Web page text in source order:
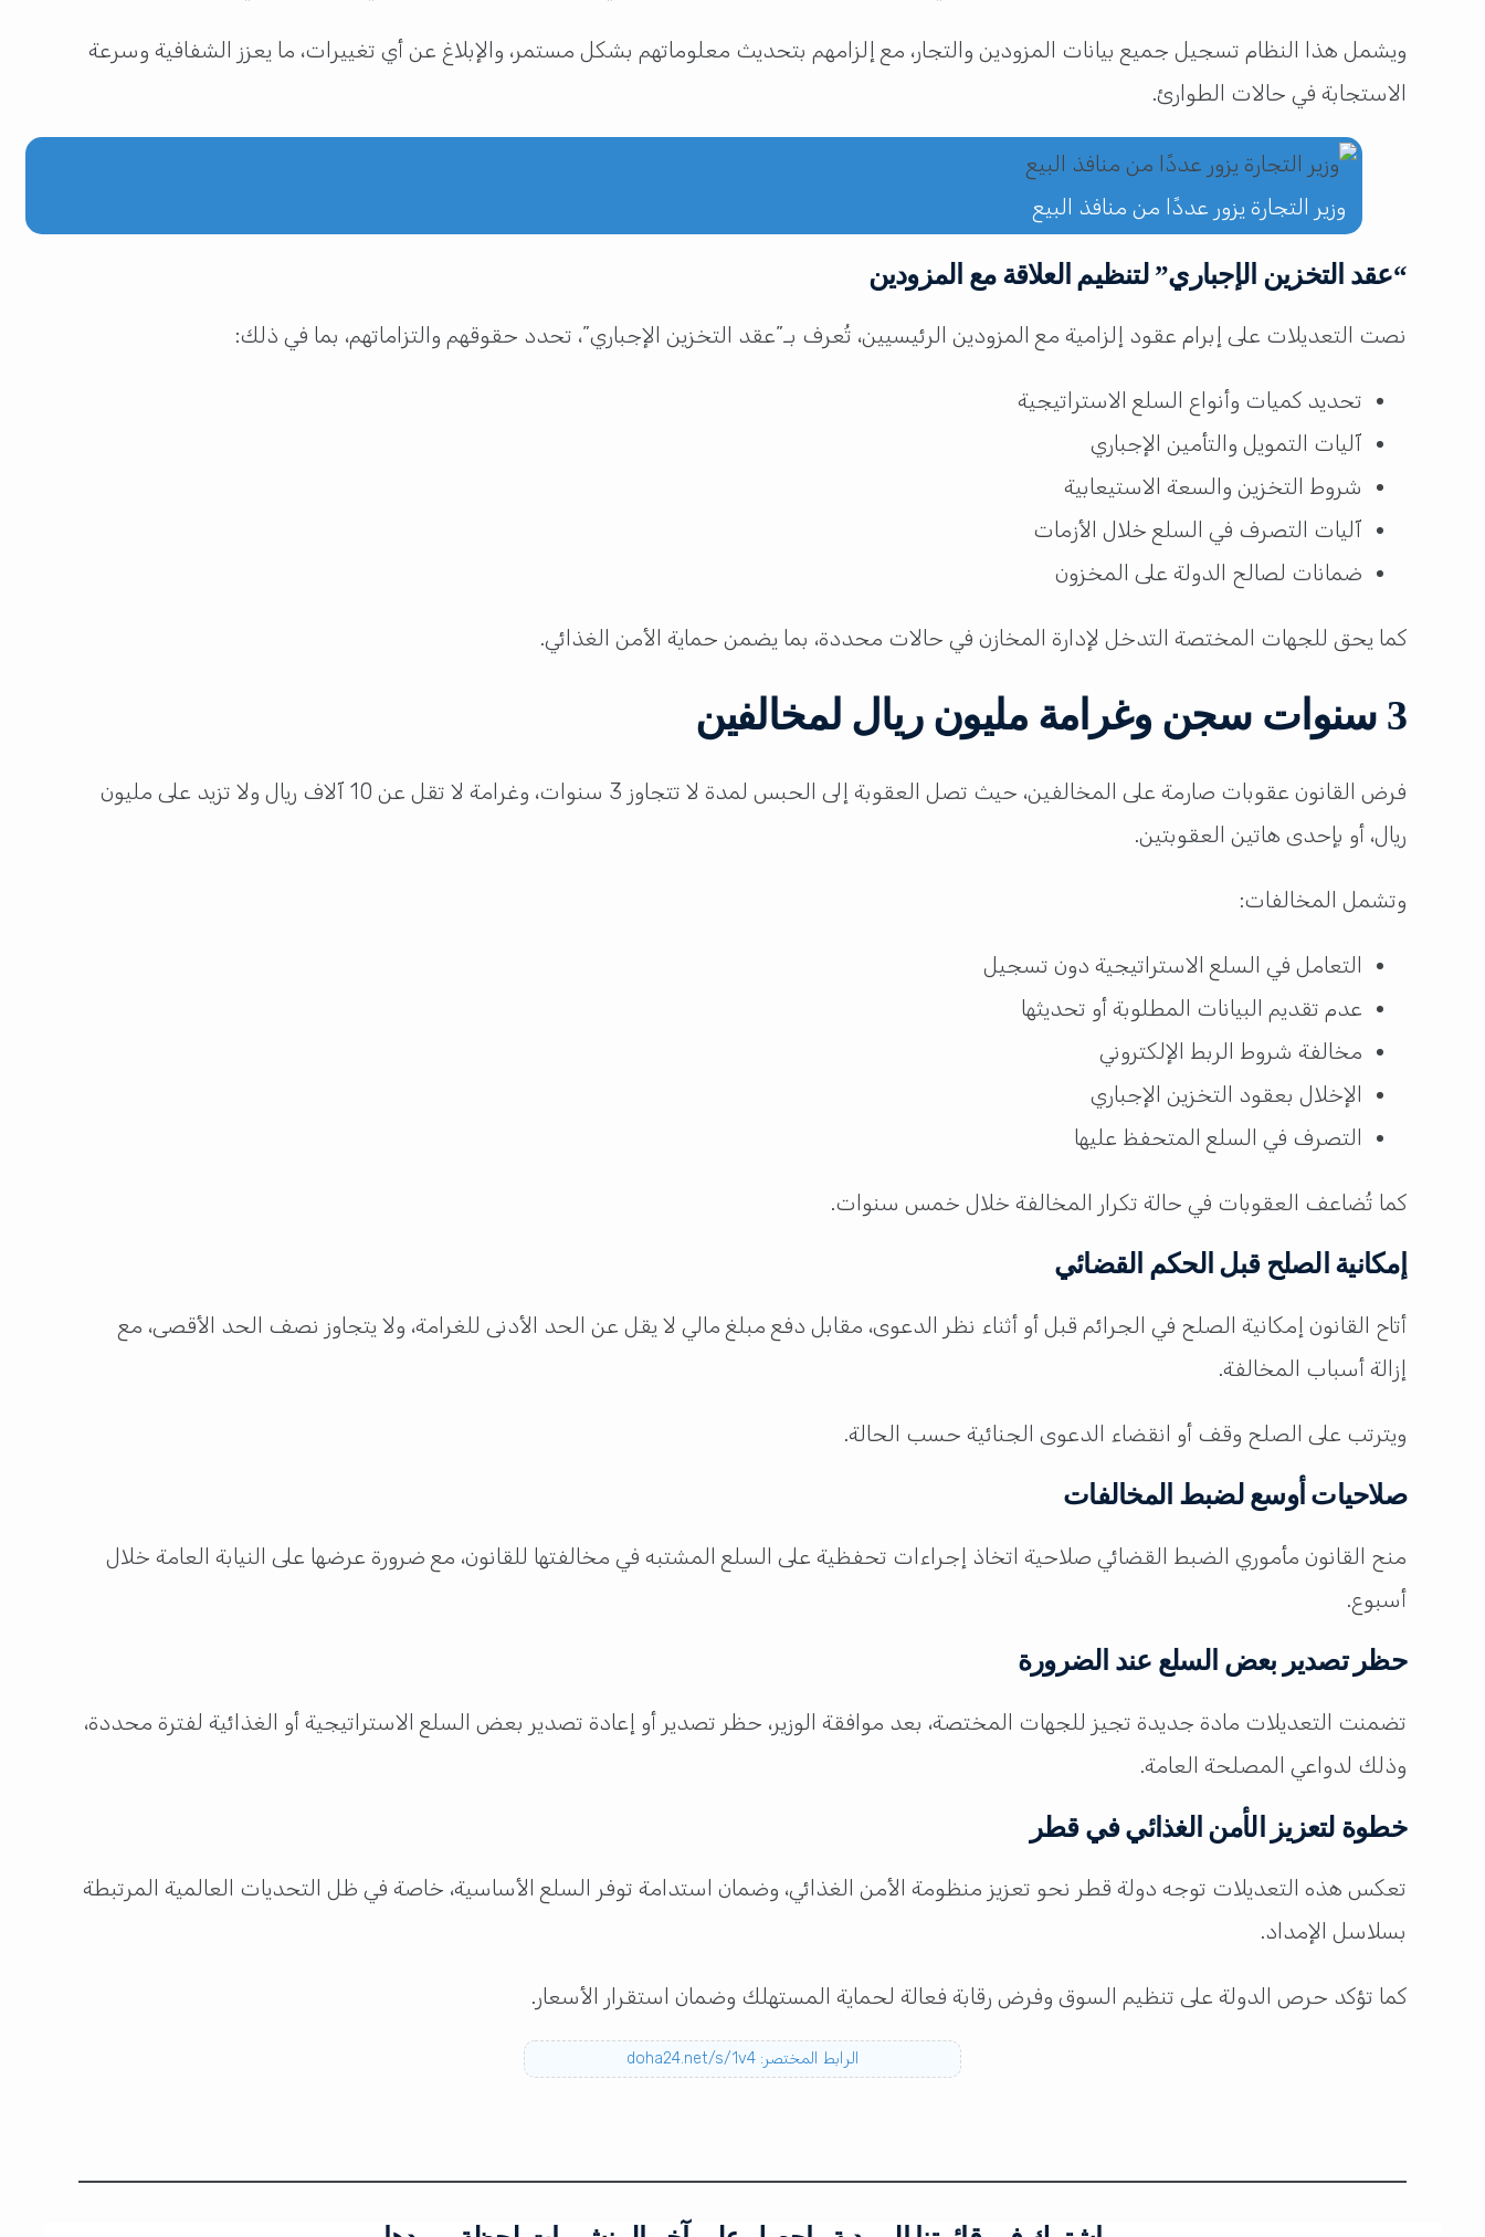
ويشمل هذا النظام تسجيل جميع بيانات المزودين والتجار، مع إلزامهم بتحديث معلوماتهم بشكل مستمر، والإبلاغ عن أي تغييرات، ما يعزز الشفافية وسرعة
الاستجابة في حالات الطوارئ.
وزير التجارة يزور عددًا من منافذ البيع
“عقد التخزين الإجباري” لتنظيم العلاقة مع المزودين
نصت التعديلات على إبرام عقود إلزامية مع المزودين الرئيسيين، تُعرف بـ”عقد التخزين الإجباري”، تحدد حقوقهم والتزاماتهم، بما في ذلك:
تحديد كميات وأنواع السلع الاستراتيجية
آليات التمويل والتأمين الإجباري
شروط التخزين والسعة الاستيعابية
آليات التصرف في السلع خلال الأزمات
ضمانات لصالح الدولة على المخزون
كما يحق للجهات المختصة التدخل لإدارة المخازن في حالات محددة، بما يضمن حماية الأمن الغذائي.
3 سنوات سجن وغرامة مليون ريال لمخالفين
فرض القانون عقوبات صارمة على المخالفين، حيث تصل العقوبة إلى الحبس لمدة لا تتجاوز 3 سنوات، وغرامة لا تقل عن 10 آلاف ريال ولا تزيد على مليون
ريال، أو بإحدى هاتين العقوبتين.
وتشمل المخالفات:
التعامل في السلع الاستراتيجية دون تسجيل
عدم تقديم البيانات المطلوبة أو تحديثها
مخالفة شروط الربط الإلكتروني
الإخلال بعقود التخزين الإجباري
التصرف في السلع المتحفظ عليها
كما تُضاعف العقوبات في حالة تكرار المخالفة خلال خمس سنوات.
إمكانية الصلح قبل الحكم القضائي
أتاح القانون إمكانية الصلح في الجرائم قبل أو أثناء نظر الدعوى، مقابل دفع مبلغ مالي لا يقل عن الحد الأدنى للغرامة، ولا يتجاوز نصف الحد الأقصى، مع
إزالة أسباب المخالفة.
ويترتب على الصلح وقف أو انقضاء الدعوى الجنائية حسب الحالة.
صلاحيات أوسع لضبط المخالفات
منح القانون مأموري الضبط القضائي صلاحية اتخاذ إجراءات تحفظية على السلع المشتبه في مخالفتها للقانون، مع ضرورة عرضها على النيابة العامة خلال
أسبوع.
حظر تصدير بعض السلع عند الضرورة
تضمنت التعديلات مادة جديدة تجيز للجهات المختصة، بعد موافقة الوزير، حظر تصدير أو إعادة تصدير بعض السلع الاستراتيجية أو الغذائية لفترة محددة،
وذلك لدواعي المصلحة العامة.
خطوة لتعزيز الأمن الغذائي في قطر
تعكس هذه التعديلات توجه دولة قطر نحو تعزيز منظومة الأمن الغذائي، وضمان استدامة توفر السلع الأساسية، خاصة في ظل التحديات العالمية المرتبطة
بسلاسل الإمداد.
كما تؤكد حرص الدولة على تنظيم السوق وفرض رقابة فعالة لحماية المستهلك وضمان استقرار الأسعار.
الرابط المختصر: doha24.net/s/1v4